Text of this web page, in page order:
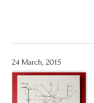
24 March, 2015